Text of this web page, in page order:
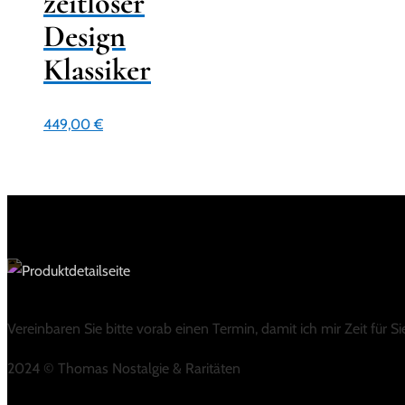
Design
Klassiker
449,00€
Vereinbaren Sie bitte vorab einen Termin, damit ich mir Zeit für
2024 © Thomas Nostalgie & Raritäten